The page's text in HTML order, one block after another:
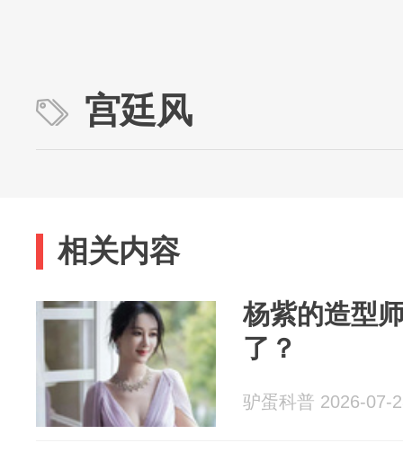
宫廷风
相关内容
杨紫的造型
了？
驴蛋科普 2026-07-